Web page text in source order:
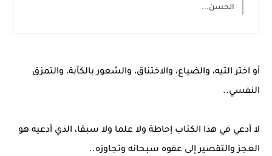
الحسن...
أو اختر التيه، والضياع، والاختناق، والشعور بالكآبة، والتمزق
النفسي..
لا أدعي في هذا الكتاب إحاطة ولا علما ولا سبقا، الذي أدعيه هو
العجز والتقصير إلى عفوه سبحانه وتجاوزه..